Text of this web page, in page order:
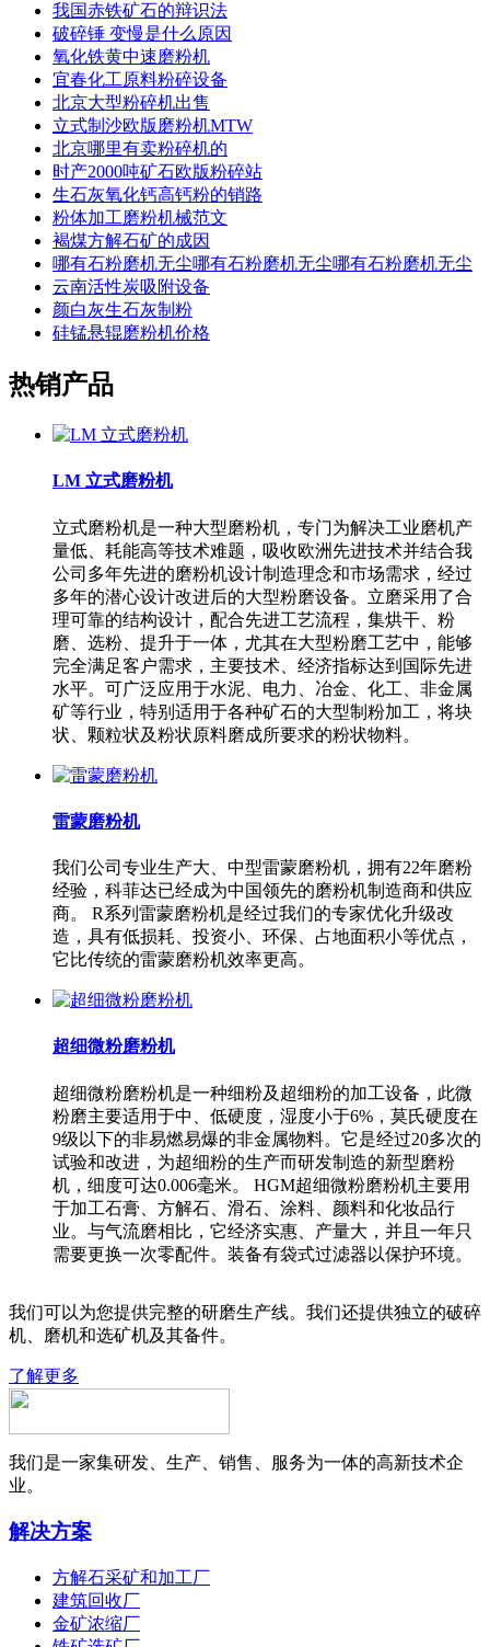
我国赤铁矿石的辩识法
破碎锤 变慢是什么原因
氧化铁黄中速磨粉机
宜春化工原料粉碎设备
北京大型粉碎机出售
立式制沙欧版磨粉机MTW
北京哪里有卖粉碎机的
时产2000吨矿石欧版粉碎站
生石灰氧化钙高钙粉的销路
粉体加工磨粉机械范文
褐煤方解石矿的成因
哪有石粉磨机无尘哪有石粉磨机无尘哪有石粉磨机无尘
云南活性炭吸附设备
颜白灰生石灰制粉
硅锰悬辊磨粉机价格
热销产品
LM 立式磨粉机
立式磨粉机是一种大型磨粉机，专门为解决工业磨机产
量低、耗能高等技术难题，吸收欧洲先进技术并结合我
公司多年先进的磨粉机设计制造理念和市场需求，经过
多年的潜心设计改进后的大型粉磨设备。立磨采用了合
理可靠的结构设计，配合先进工艺流程，集烘干、粉
磨、选粉、提升于一体，尤其在大型粉磨工艺中，能够
完全满足客户需求，主要技术、经济指标达到国际先进
水平。可广泛应用于水泥、电力、冶金、化工、非金属
矿等行业，特别适用于各种矿石的大型制粉加工，将块
状、颗粒状及粉状原料磨成所要求的粉状物料。
雷蒙磨粉机
我们公司专业生产大、中型雷蒙磨粉机，拥有22年磨粉
经验，科菲达已经成为中国领先的磨粉机制造商和供应
商。 R系列雷蒙磨粉机是经过我们的专家优化升级改
造，具有低损耗、投资小、环保、占地面积小等优点，
它比传统的雷蒙磨粉机效率更高。
超细微粉磨粉机
超细微粉磨粉机是一种细粉及超细粉的加工设备，此微
粉磨主要适用于中、低硬度，湿度小于6%，莫氏硬度在
9级以下的非易燃易爆的非金属物料。它是经过20多次的
试验和改进，为超细粉的生产而研发制造的新型磨粉
机，细度可达0.006毫米。 HGM超细微粉磨粉机主要用
于加工石膏、方解石、滑石、涂料、颜料和化妆品行
业。与气流磨相比，它经济实惠、产量大，并且一年只
需要更换一次零配件。装备有袋式过滤器以保护环境。
我们可以为您提供完整的研磨生产线。我们还提供独立的破碎
机、磨机和选矿机及其备件。
了解更多
我们是一家集研发、生产、销售、服务为一体的高新技术企
业。
解决方案
方解石采矿和加工厂
建筑回收厂
金矿浓缩厂